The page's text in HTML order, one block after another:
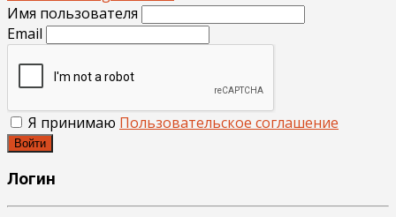
Имя пользователя
Email
Я принимаю Пользовательское соглашение
Войти
Логин